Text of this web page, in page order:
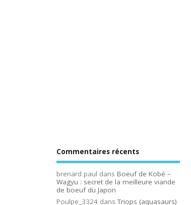
Commentaires récents
brenard paul dans Boeuf de Kobé –
Wagyu : secret de la meilleure viande
de boeuf du Japon
Poulpe_3324 dansTriops (aquasaurs)